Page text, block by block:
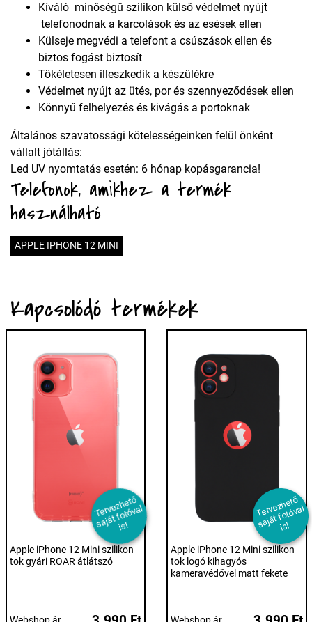
Kíváló minőségű szilikon külső védelmet nyújt
telefonodnak a karcolások és az esések ellen
Külseje megvédi a telefont a csúszások ellen és
biztos fogást biztosít
Tökéletesen illeszkedik a készülékre
Védelmet nyújt az ütés, por és szennyeződések ellen
Könnyű felhelyezés és kivágás a portoknak
Általános szavatossági kötelességeinken felül önként
vállalt jótállás:
Led UV nyomtatás esetén: 6 hónap kopásgarancia!
Telefonok, amikhez a termék
használható
APPLE IPHONE 12 MINI
Kapcsolódó termékek
T
er
v
e
z
h
et
ő
s
aj
át f
ot
ó
v
al
i
s!
Apple iPhone 12 Mini szilikon
tok gyári ROAR átlátszó
T
er
v
e
z
h
et
ő
s
aj
át f
ot
ó
v
al
i
s!
Apple iPhone 12 Mini szilikon
tok logó kihagyós
kameravédővel matt fekete